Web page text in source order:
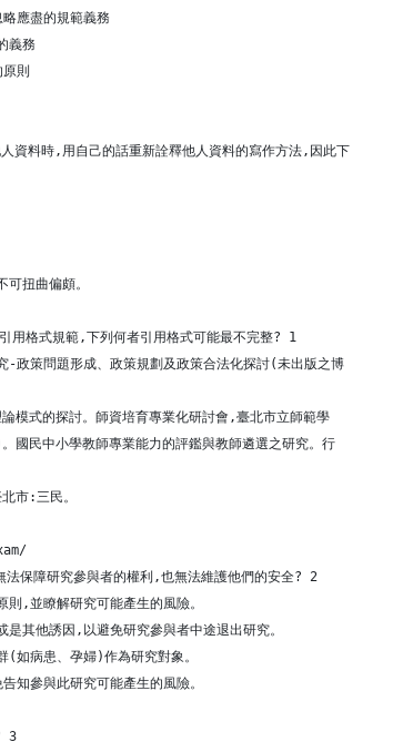
應盡的規範義務
義務
則
料時,用自己的話重新詮釋他人資料的寫作方法,因此下
扭曲偏頗。
用格式規範,下列何者引用格式可能最不完整? 1
-政策問題形成、政策規劃及政策合法化探討(未出版之博
模式的探討。師資培育專業化研討會,臺北市立師範學
國民中小學教師專業能力的評鑑與教師遴選之研究。行
市:三民。
法保障研究參與者的權利,也無法維護他們的安全? 2
,並瞭解研究可能產生的風險。
其他誘因,以避免研究參與者中途退出研究。
如病患、孕婦)作為研究對象。
知參與此研究可能產生的風險。
3